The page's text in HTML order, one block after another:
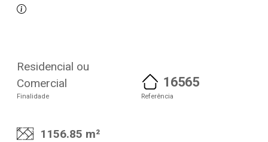
Residencial ou
Comercial
Finalidade
16565
Referência
1156.85 m²